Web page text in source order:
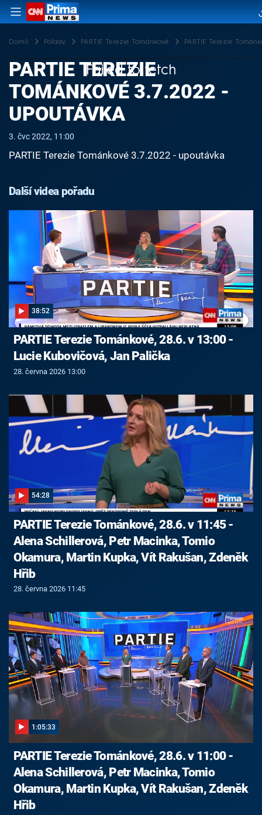
Domů Pořady PARTIE Terezie Tománkové PARTIE Terezie
Failed to fetch
PARTIE TEREZIE
TOMÁNKOVÉ 3.7.2022 -
UPOUTÁVKA
3. čvc 2022, 11:00
PARTIE Terezie Tománkové 3.7.2022 - upoutávka
Další videa pořadu
38:52
PARTIE Terezie Tománkové, 28.6. v 13:00 -
Lucie Kubovičová, Jan Palička
28. června 2026 13:00
54:28
PARTIE Terezie Tománkové, 28.6. v 11:45 -
Alena Schillerová, Petr Macinka, Tomio
Okamura, Martin Kupka, Vít Rakušan, Zdeněk
Hřib
28. června 2026 11:45
1:05:33
PARTIE Terezie Tománkové, 28.6. v 11:00 -
Alena Schillerová, Petr Macinka, Tomio
Okamura, Martin Kupka, Vít Rakušan, Zdeněk
Hřib